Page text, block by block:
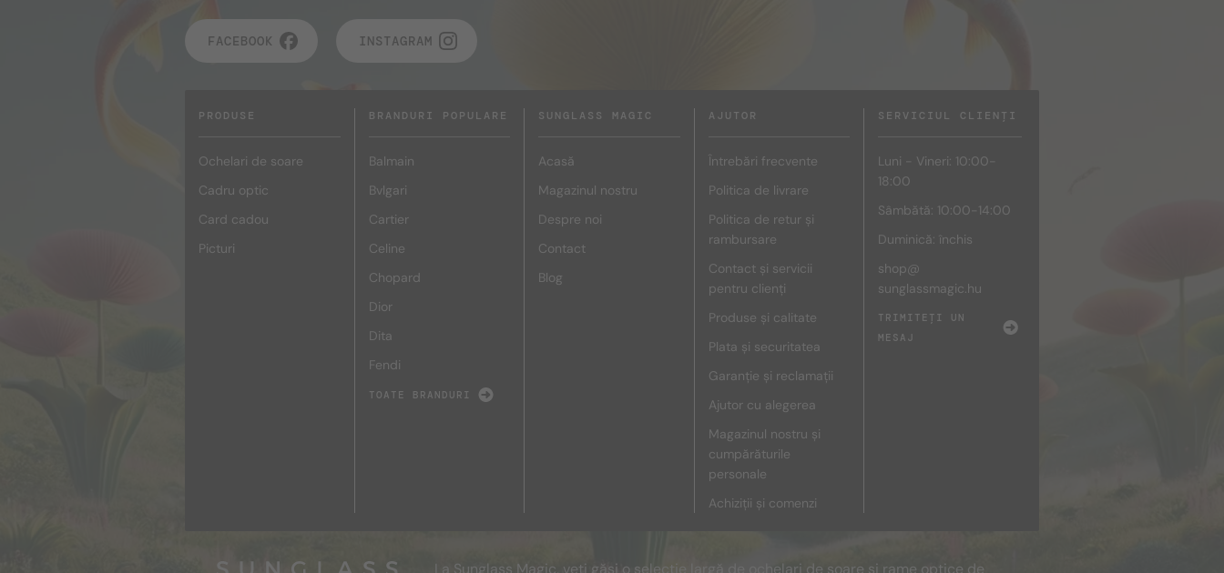
FACEBOOK INSTAGRAM
PRODUSE
Ochelari de soare
Cadru optic
Card cadou
Picturi
BRANDURI POPULARE
Balmain
Bvlgari
Cartier
Celine
Chopard
Dior
Dita
Fendi
TOATE BRANDURI
SUNGLASS MAGIC
Acasă
Magazinul nostru
Despre noi
Contact
Blog
AJUTOR
Întrebări frecvente
Politica de livrare
Politica de retur și
rambursare
Contact și servicii
pentru clienți
Produse și calitate
Plata și securitatea
Garanție și reclamații
Ajutor cu alegerea
Magazinul nostru și
cumpărăturile
personale
Achiziții și comenzi
SERVICIUL CLIENȚI
Luni - Vineri: 10:00-
18:00
Sâmbătă: 10:00-14:00
Duminică: închis
shop@
sunglassmagic.hu
TRIMITEȚI UN
MESAJ
La Sunglass Magic, veți găsi o selecție largă de ochelari de soare și rame optice de